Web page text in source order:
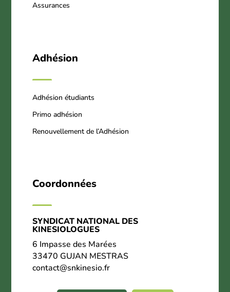
Assurances
Adhésion
Adhésion étudiants
Primo adhésion
Renouvellement de l’Adhésion
Coordonnées
SYNDICAT NATIONAL DES
KINESIOLOGUES
6 Impasse des Marées
33470 GUJAN MESTRAS
contact@snkinesio.fr